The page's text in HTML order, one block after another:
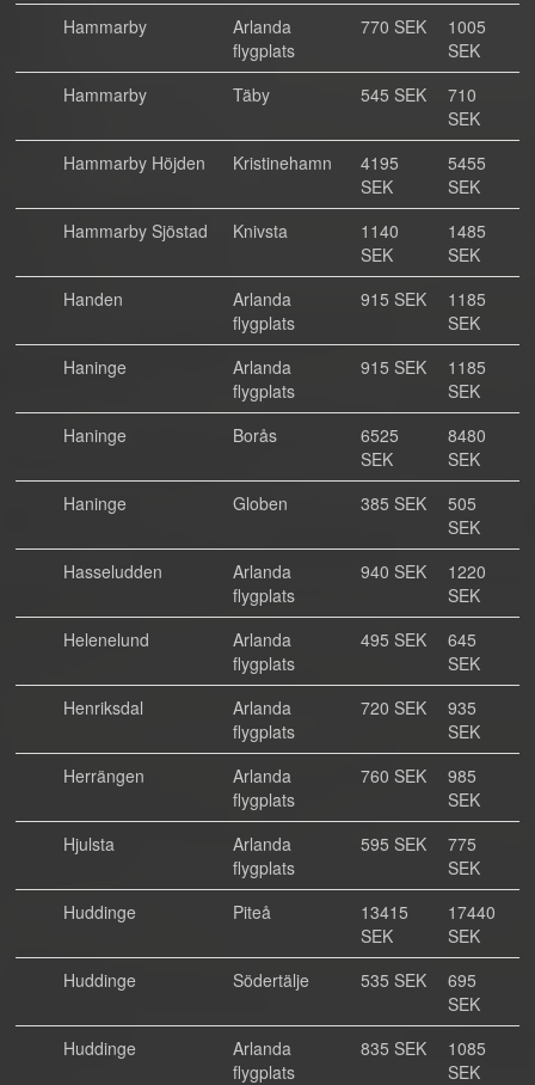
Hammarby
Arlanda
flygplats
770 SEK
1005
SEK
Hammarby
Täby 545 SEK
710
SEK
Hammarby Höjden
Kristinehamn
4195
SEK
5455
SEK
Hammarby Sjöstad
Knivsta
1140
SEK
1485
SEK
Handen
Arlanda
flygplats
915 SEK
1185
SEK
Haninge
Arlanda
flygplats
915 SEK
1185
SEK
Haninge
Borås
6525
SEK
8480
SEK
Haninge
Globen 385 SEK
505
SEK
Hasseludden
Arlanda
flygplats
940 SEK
1220
SEK
Helenelund
Arlanda
flygplats
495 SEK
645
SEK
Henriksdal
Arlanda
flygplats
720 SEK
935
SEK
Herrängen
Arlanda
flygplats
760 SEK
985
SEK
Hjulsta
Arlanda
flygplats
595 SEK
775
SEK
Huddinge
Piteå
13415
SEK
17440
SEK
Huddinge
Södertälje 535 SEK
695
SEK
Huddinge
Arlanda
flygplats
835 SEK
1085
SEK